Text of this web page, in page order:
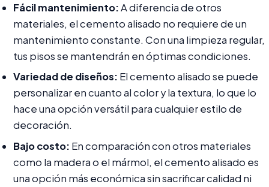
Fácil mantenimiento:A diferencia de otros
materiales, el cemento alisado no requiere de un
mantenimiento constante. Con una limpieza regular,
tus pisos se mantendrán en óptimas condiciones.
Variedad de diseños: El cemento alisado se puede
personalizar en cuanto al color y la textura, lo que lo
hace una opción versátil para cualquier estilo de
decoración.
Bajo costo: En comparación con otros materiales
como la madera o el mármol, el cemento alisado es
una opción más económica sin sacrificar calidad ni